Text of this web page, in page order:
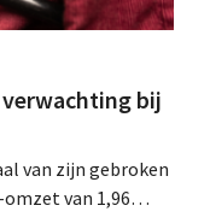
bij
van zijn gebroken
van 1,96